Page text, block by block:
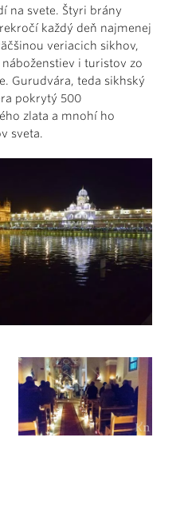
na svete. Štyri brány
každý deň najmenej
veriacich sikhov,
i turistov zo
Gurudvára, teda sikhský
pokrytý 500
zlata a mnohí ho
sveta.